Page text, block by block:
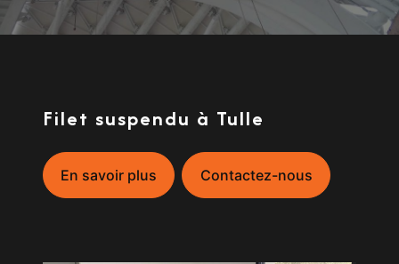
Filet suspendu à Tulle
En savoir plus Contactez-nous